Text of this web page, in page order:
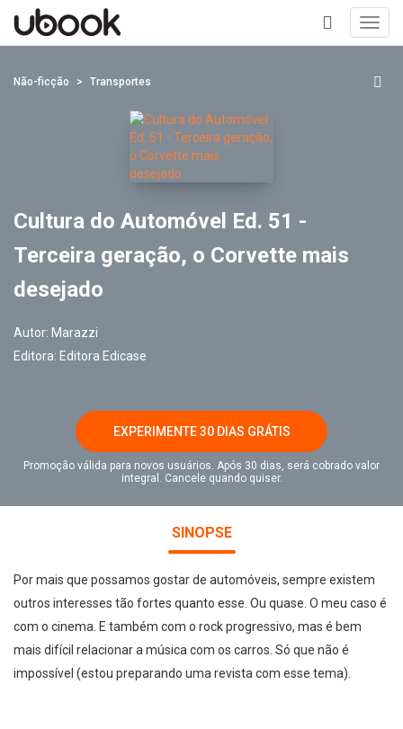
+
Não-ficção Transportes
Cultura do Automóvel Ed. 51 -
Terceira geração, o Corvette mais
desejado
Autor: Marazzi
Editora: Editora Edicase
EXPERIMENTE 30 DIAS GRÁTIS
Promoção válida para novos usuários. Após 30 dias, será cobrado valor
integral. Cancele quando quiser.
SINOPSE
Por mais que possamos gostar de automóveis, sempre existem
outros interesses tão fortes quanto esse. Ou quase. O meu caso é
com o cinema. E também com o rock progressivo, mas é bem
mais difícil relacionar a música com os carros. Só que não é
impossível (estou preparando uma revista com esse tema).